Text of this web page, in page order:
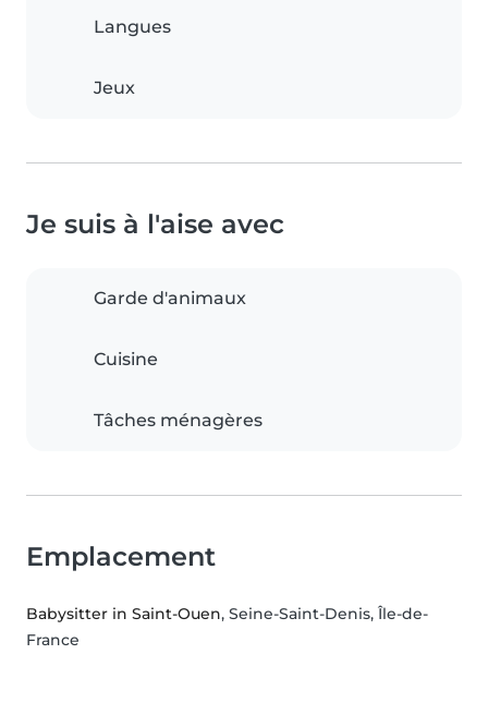
Langues
Jeux
Je suis à l'aise avec
Garde d'animaux
Cuisine
Tâches ménagères
Emplacement
Babysitter in Saint-Ouen, Seine-Saint-Denis, Île-de-
France